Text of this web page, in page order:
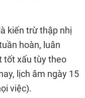
kiến trừ thập nhị
hoàn, luân
tốt xấu tùy theo
lịch âm ngày 15
việc).